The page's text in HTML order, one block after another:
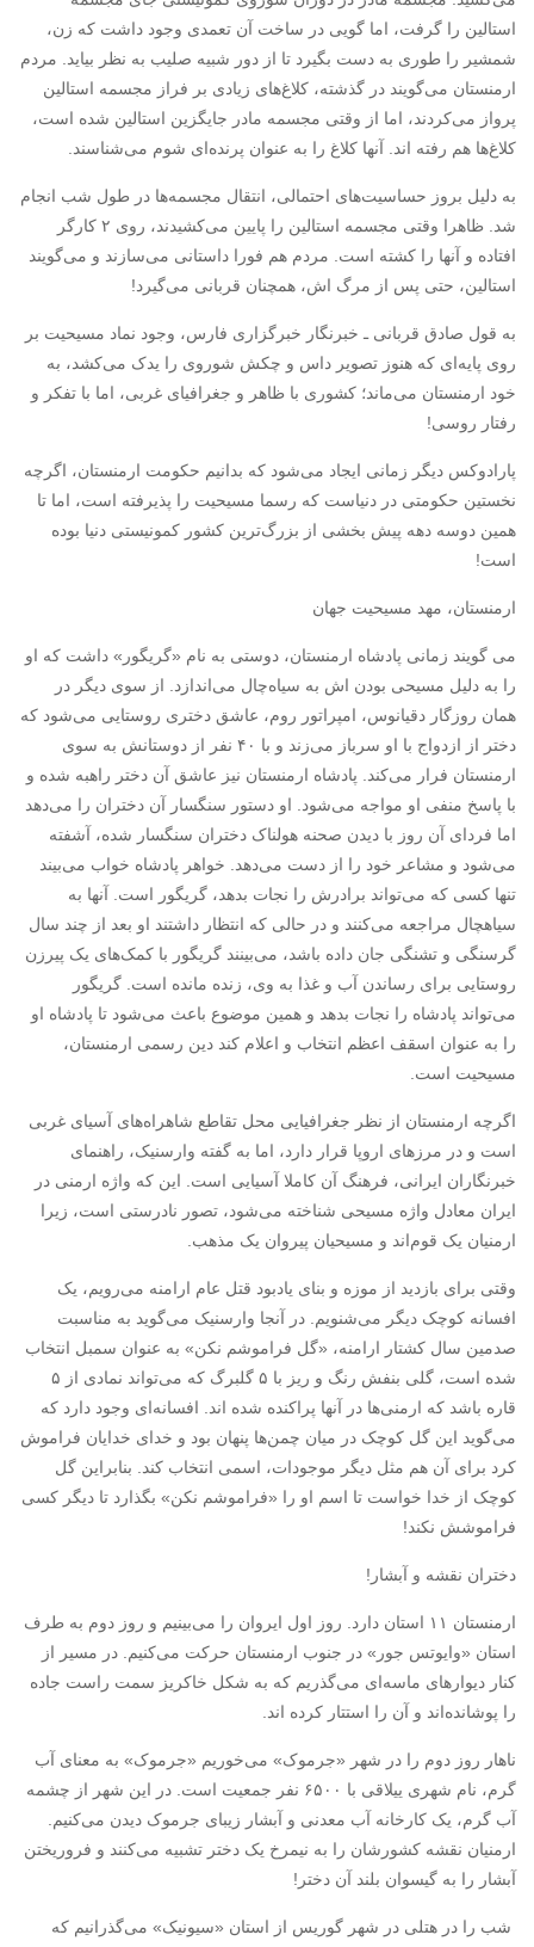
استالین را گرفت، اما گویی در ساخت آن تعمدی وجود داشت که زن،
شمشیر را طوری به دست بگیرد تا از دور شبیه صلیب به نظر بیاید. مردم
ارمنستان می‌گویند در گذشته، کلاغ‌های زیادی بر فراز مجسمه استالین
پرواز می‌کردند، اما از وقتی مجسمه مادر جایگزین استالین شده است،
کلاغ‌ها هم رفته اند. آنها کلاغ را به عنوان پرنده‌ای شوم می‌شناسند.
به دلیل بروز حساسیت‌های احتمالی، انتقال مجسمه‌ها در طول شب انجام
شد. ظاهرا وقتی مجسمه استالین را پایین می‌کشیدند، روی ۲ کارگر
افتاده و آنها را کشته است. مردم هم فورا داستانی می‌سازند و می‌گویند
استالین، حتی پس از مرگ اش، همچنان قربانی می‌گیرد!‏
به قول صادق قربانی ـ خبرنگار خبرگزاری فارس، وجود نماد مسیحیت بر
روی پایه‌ای که هنوز تصویر داس و چکش شوروی را یدک می‌کشد، به
خود ارمنستان می‌ماند؛ کشوری با ظاهر و جغرافیای غربی، اما با تفکر و
رفتار روسی!‏
پارادوکس دیگر زمانی ایجاد می‌شود که بدانیم حکومت ارمنستان، اگرچه
نخستین حکومتی در دنیاست که رسما مسیحیت را پذیرفته است، اما تا
همین دوسه دهه پیش بخشی از بزرگ‌ترین کشور کمونیستی دنیا بوده
است!‏
ارمنستان، مهد مسیحیت جهان
می گویند زمانی پادشاه ارمنستان، دوستی به نام «گریگور» داشت که او
را به دلیل مسیحی بودن اش به سیاه‌چال می‌اندازد. از سوی دیگر در
همان روزگار دقیانوس، امپراتور روم، عاشق دختری روستایی می‌شود که
دختر از ازدواج با او سرباز می‌زند و با ۴۰ نفر از دوستانش به سوی
ارمنستان فرار می‌کند. پادشاه ارمنستان نیز عاشق آن دختر راهبه شده و
با پاسخ منفی او مواجه می‌شود. او دستور سنگسار آن دختران را می‌دهد
اما فردای آن روز با دیدن صحنه هولناک دختران سنگسار شده، آشفته
می‌شود و مشاعر خود را از دست می‌دهد. خواهر پادشاه خواب می‌بیند
تنها کسی که می‌تواند برادرش را نجات بدهد، گریگور است. آنها به
سیاهچال مراجعه می‌کنند و در حالی که انتظار داشتند او بعد از چند سال
گرسنگی و تشنگی جان داده باشد، می‌بینند گریگور با کمک‌های یک پیرزن
روستایی برای رساندن آب و غذا به وی، زنده مانده است. گریگور
می‌تواند پادشاه را نجات بدهد و همین موضوع باعث می‌شود تا پادشاه او
را به عنوان اسقف اعظم انتخاب و اعلام کند دین رسمی ارمنستان،
مسیحیت است.
اگرچه ارمنستان از نظر جغرافیایی محل تقاطع شاهراه‌های آسیای غربی
است و در مرزهای اروپا قرار دارد، اما به گفته وارسنیک، راهنمای
خبرنگاران ایرانی، فرهنگ آن کاملا آسیایی است. این که واژه ارمنی در
ایران معادل واژه مسیحی شناخته می‌شود، تصور نادرستی است، زیرا
ارمنیان یک قوم‌اند و مسیحیان پیروان یک مذهب.‏
وقتی برای بازدید از موزه و بنای یادبود قتل عام ارامنه می‌رویم، یک
افسانه کوچک دیگر می‌شنویم. در آنجا وارسنیک می‌گوید به مناسبت
صدمین سال کشتار ارامنه، «گل فراموشم نکن» به عنوان سمبل انتخاب
شده است، گلی بنفش رنگ و ریز با ۵ گلبرگ که می‌تواند نمادی از ۵
قاره باشد که ارمنی‌ها در آنها پراکنده شده اند. افسانه‌ای وجود دارد که
می‌گوید این گل کوچک در میان چمن‌ها پنهان بود و خدای خدایان فراموش
کرد برای آن هم مثل دیگر موجودات، اسمی انتخاب کند. بنابراین گل
کوچک از خدا خواست تا اسم او را «فراموشم نکن» بگذارد تا دیگر کسی
فراموشش نکند!‏
دختران نقشه و آبشار!‏
ارمنستان ۱۱ استان دارد. روز اول ایروان را می‌بینیم و روز دوم به طرف
استان «وایوتس جور» در جنوب ارمنستان حرکت می‌کنیم. در مسیر از
کنار دیوارهای ماسه‌ای می‌گذریم که به شکل خاکریز سمت راست جاده
را پوشانده‌اند و آن را استتار کرده اند.
ناهار روز دوم را در شهر «جرموک» می‌خوریم «جرموک» به معنای آب
گرم، نام شهری ییلاقی با ۶۵۰۰ نفر جمعیت است. در این شهر از چشمه
آب گرم، یک کارخانه آب معدنی و آبشار زیبای جرموک دیدن می‌کنیم.
ارمنیان نقشه کشورشان را به نیمرخ یک دختر تشبیه می‌کنند و فروریختن
آبشار را به گیسوان بلند آن دختر!‏
‏ شب را در هتلی در شهر گوریس از استان «سیونیک» می‌گذرانیم که